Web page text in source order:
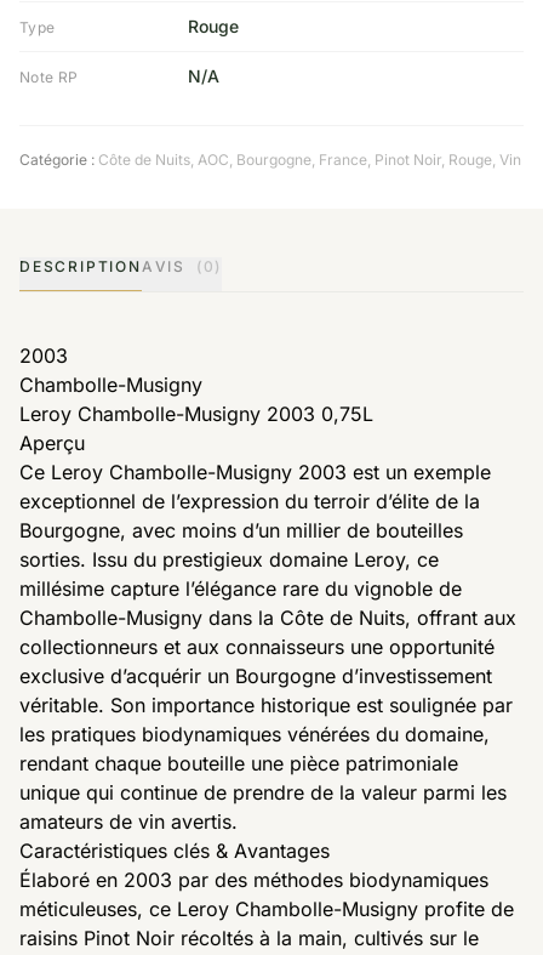
Type Rouge
Note RP N/A
Catégorie : Côte de Nuits, AOC, Bourgogne, France, Pinot Noir, Rouge, Vin
DESCRIPTION AVIS (0)
2003
Chambolle-Musigny
Leroy Chambolle-Musigny 2003 0,75L
Aperçu
Ce Leroy Chambolle-Musigny 2003 est un exemple
exceptionnel de l’expression du terroir d’élite de la
Bourgogne, avec moins d’un millier de bouteilles
sorties. Issu du prestigieux domaine Leroy, ce
millésime capture l’élégance rare du vignoble de
Chambolle-Musigny dans la Côte de Nuits, offrant aux
collectionneurs et aux connaisseurs une opportunité
exclusive d’acquérir un Bourgogne d’investissement
véritable. Son importance historique est soulignée par
les pratiques biodynamiques vénérées du domaine,
rendant chaque bouteille une pièce patrimoniale
unique qui continue de prendre de la valeur parmi les
amateurs de vin avertis.
Caractéristiques clés & Avantages
Élaboré en 2003 par des méthodes biodynamiques
méticuleuses, ce Leroy Chambolle-Musigny profite de
raisins Pinot Noir récoltés à la main, cultivés sur le